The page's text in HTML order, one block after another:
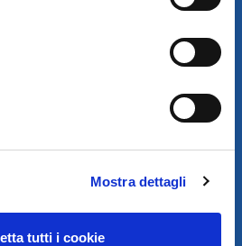
Mostra dettagli
tutti i cookie